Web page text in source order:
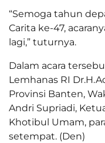
“Semoga tahun
Carita ke-47,
lagi,” tuturnya.
Dalam acara
Lemhanas RI
Provinsi Banten,
Andri Supriadi,
Khotibul Umam,
setempat. (Den)